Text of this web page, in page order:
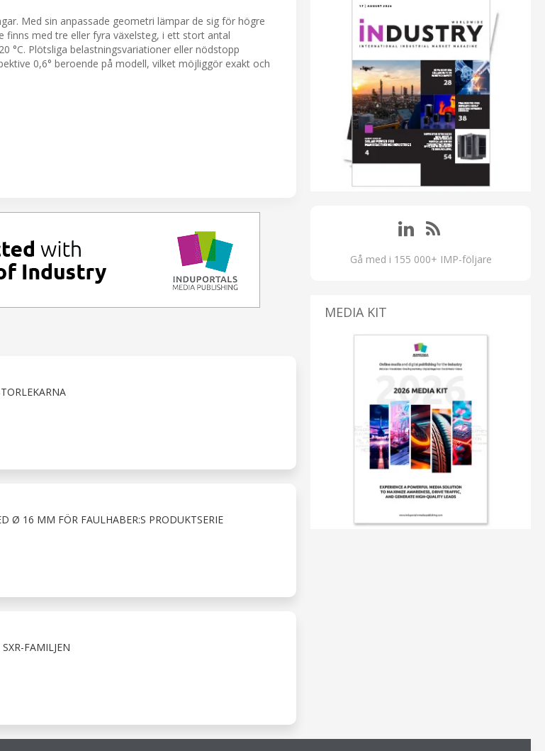
Med sin anpassade geometri lämpar de sig för högre
finns med tre eller fyra växelsteg, i ett stort antal
°C. Plötsliga belastningsvariationer eller nödstopp
0,6° beroende på modell, vilket möjliggör exakt och
Ø 16 MM FÖR FAULHABER:S PRODUKTSERIE
FAMILJEN
Gå med i 155 000+ IMP-följare
MEDIA KIT